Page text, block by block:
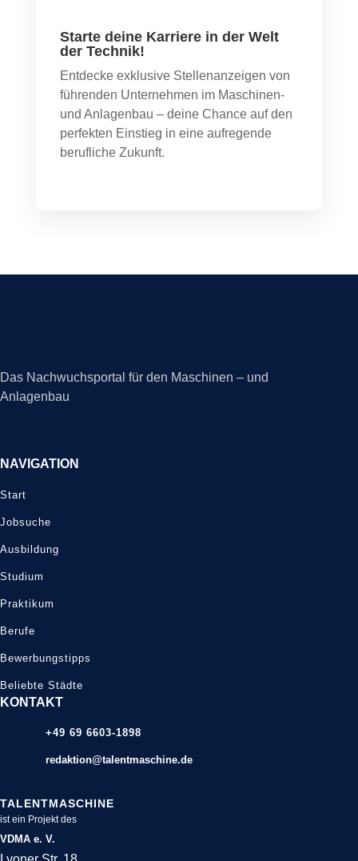
Starte deine Karriere in der Welt
der Technik!
Entdecke exklusive Stellenanzeigen von
führenden Unternehmen im Maschinen-
und Anlagenbau – deine Chance auf den
perfekten Einstieg in eine aufregende
berufliche Zukunft.
Das Nachwuchsportal für den Maschinen – und
Anlagenbau
NAVIGATION
Start
Jobsuche
Ausbildung
Studium
Praktikum
Berufe
Bewerbungstipps
Beliebte Städte
KONTAKT
+49 69 6603-1898
redaktion@talentmaschine.de
TALENTMASCHINE
ist ein Projekt des
VDMA e. V.